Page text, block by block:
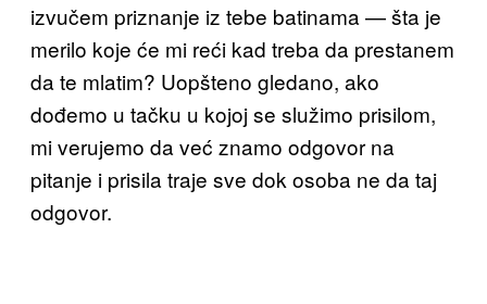
izvučem priznanje iz tebe batinama — šta je
merilo koje će mi reći kad treba da prestanem
da te mlatim? Uopšteno gledano, ako
dođemo u tačku u kojoj se služimo prisilom,
mi verujemo da već znamo odgovor na
pitanje i prisila traje sve dok osoba ne da taj
odgovor.